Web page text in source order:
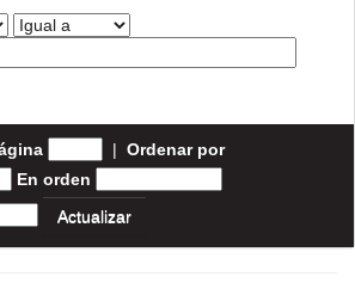
| Ordenar por
En orden